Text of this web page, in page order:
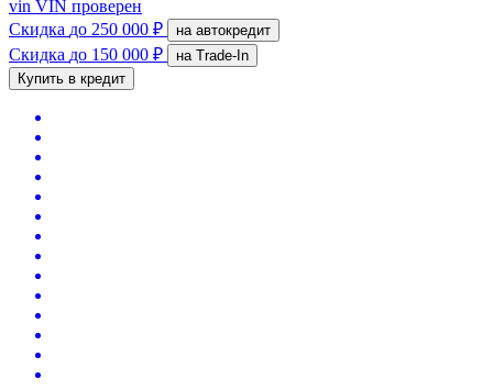
vin VIN проверен
Скидка до 250 000 ₽ на автокредит
Скидка до 150 000 ₽
на Trade-In
Купить в кредит